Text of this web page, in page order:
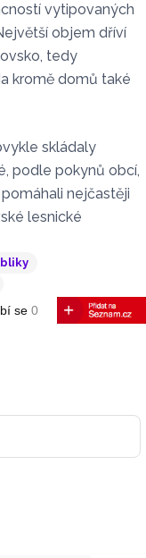
vytipovaných
objem dříví
tedy
kromě domů také
skládaly
podle pokynů obcí,
nejčastěji
lesnické